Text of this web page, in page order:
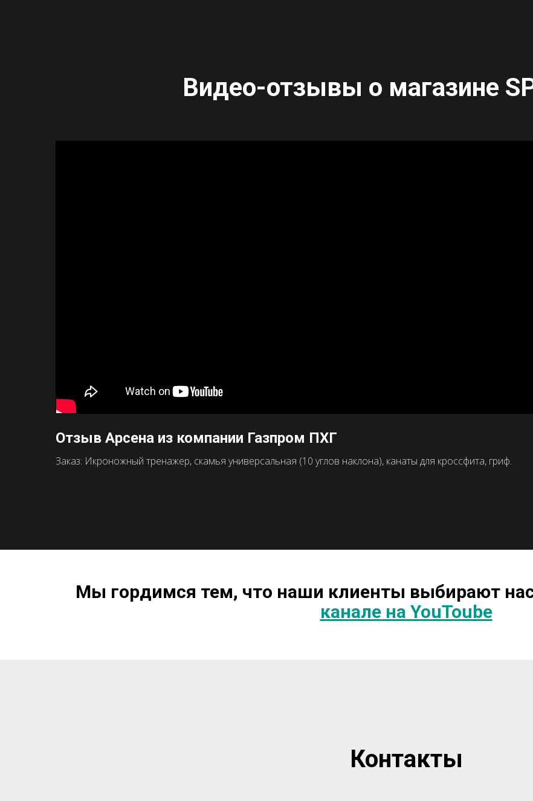
Видео-отзывы о магазине
Отзыв Арсена из компании Газпром ПХГ
Заказ: Икроножный тренажер, скамья универсальная (10 углов наклона), канаты для кроссфита, гриф.
Мы гордимся тем, что наши клиенты выбирают
канале на YouToube
Контакты